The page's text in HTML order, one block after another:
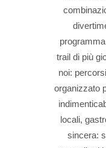
trail di più
noi:
organizzato
locali,
sincera: